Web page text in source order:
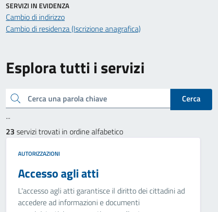
Esplora tutti i servizi
Cerca una parola chiave
Cerca
...
23 servizi trovati in ordine alfabetico
AUTORIZZAZIONI
Accesso agli atti
L'accesso agli atti garantisce il diritto dei cittadini ad
accedere ad informazioni e documenti
SERVIZI IN EVIDENZA
Cambio di indirizzo
Cambio di residenza (Iscrizione anagrafica)